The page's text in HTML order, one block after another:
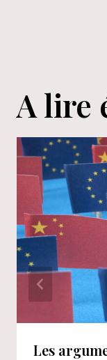
A lire
Les